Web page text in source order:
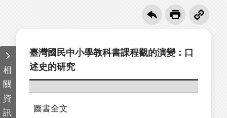
相
關
資
訊
臺灣國民中小學教科書課程觀的演變：口
述史的研究
圖書全文